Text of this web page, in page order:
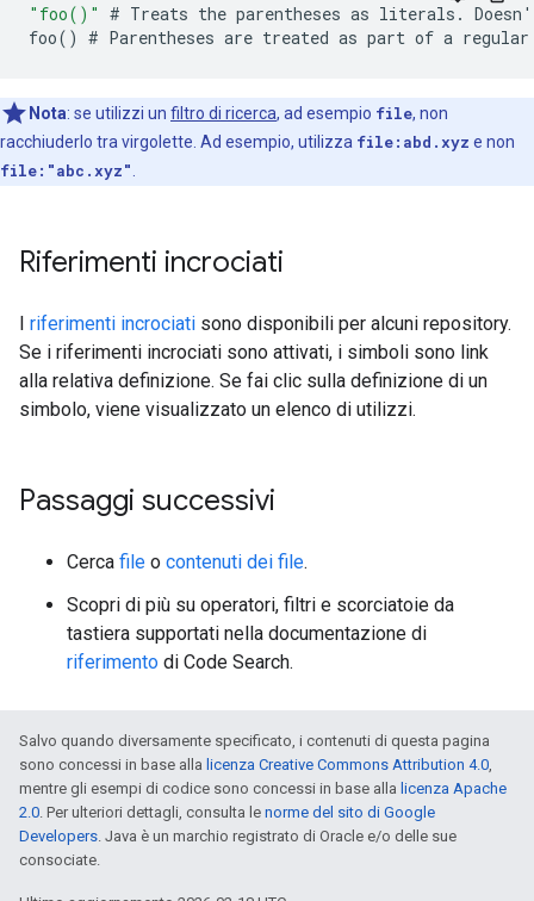
"foo()" # Treats the parentheses as literals . Doesn '
foo() # Parentheses are treated as part of a regular
Nota: se utilizzi un filtro di ricerca, ad esempio file, non
racchiuderlo tra virgolette. Ad esempio, utilizza file:abd.xyz e non
file:"abc.xyz"
Riferimenti incrociati
I riferimenti incrociati sono disponibili per alcuni repository.
Se i riferimenti incrociati sono attivati, i simboli sono link
alla relativa definizione. Se fai clic sulla definizione di un
simbolo, viene visualizzato un elenco di utilizzi.
Passaggi successivi
Cerca file o contenuti dei file.
Scopri di più su operatori, filtri e scorciatoie da
tastiera supportati nella documentazione di
riferimento di Code Search.
Salvo quando diversamente specificato, i contenuti di questa pagina
sono concessi in base alla licenza Creative Commons Attribution 4.0
mentre gli esempi di codice sono concessi in base alla licenza Apache
2.0 . Per ulteriori dettagli, consulta le norme del sito di Google
Developers . Java è un marchio registrato di Oracle e/o delle sue
consociate.